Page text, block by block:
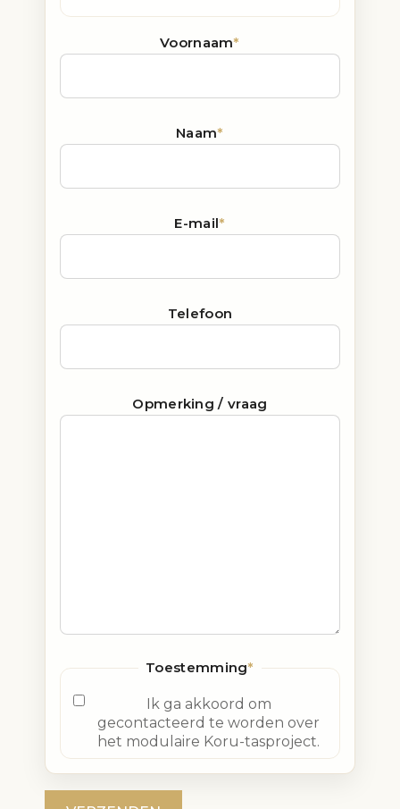
Voornaam*
Naam*
E-mail*
Telefoon
Opmerking / vraag
Toestemming*
Ik ga akkoord om
gecontacteerd te worden over
het modulaire Koru-tasproject.